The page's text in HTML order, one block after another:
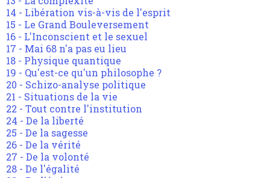
14 - Libération vis-à-vis de l'esprit
15 - Le Grand Bouleversement
16 - L'Inconscient et le sexuel
17 - Mai 68 n'a pas eu lieu
18 - Physique quantique
19 - Qu'est-ce qu'un philosophe ?
20 - Schizo-analyse politique
21 - Situations de la vie
22 - Tout contre l'institution
24 - De la liberté
25 - De la sagesse
26 - De la vérité
27 - De la volonté
28 - De l'égalité